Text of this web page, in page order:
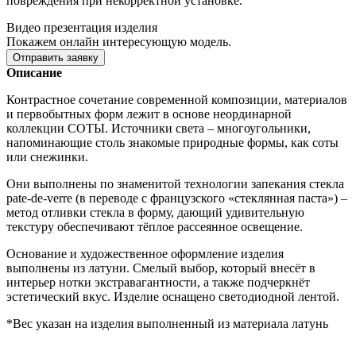
Видео презентация изделия
Покажем онлайн интересующую модель.
Отправить заявку
Описание
Контрастное сочетание современной композиции, материалов
и первобытных форм лежит в основе неординарной
коллекции СОТЫ. Источники света – многоугольники,
напоминающие столь знакомые природные формы, как соты
или снежинки.
Они выполнены по знаменитой технологии запекания стекла
pate-de-verre (в переводе с французского «стеклянная паста») –
метод отливки стекла в форму, дающий удивительную
текстуру обеспечивают тёплое рассеянное освещение.
Основание и художественное оформление изделия
выполнены из латуни. Смелый выбор, который внесёт в
интерьер нотки экстравагантности, а также подчеркнёт
эстетический вкус. Изделие оснащено светодиодной лентой.
*Вес указан на изделия выполненный из материала латунь